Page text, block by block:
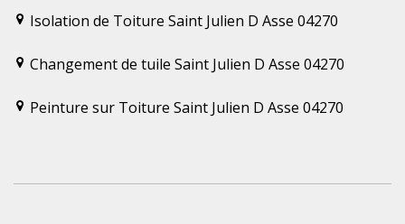
Isolation de Toiture Saint Julien D Asse 04270
Changement de tuile Saint Julien D Asse 04270
Peinture sur Toiture Saint Julien D Asse 04270